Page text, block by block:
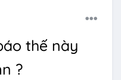
thế này
?